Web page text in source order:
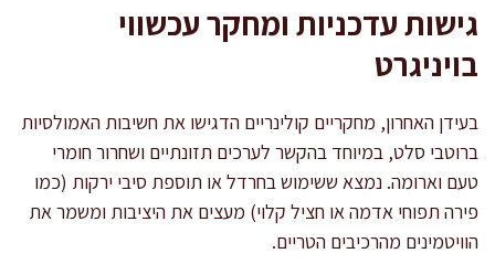
גישות עדכניות ומחקר עכשווי
בויניגרט
בעידן האחרון, מחקריים קולינריים הדגישו את חשיבות האמולסיות
ברוטבי סלט, במיוחד בהקשר לערכים תזונתיים ושחרור חומרי
טעם וארומה. נמצא ששימוש בחרדל או תוספת סיבי ירקות (כמו
פירה תפוחי אדמה או חציל קלוי) מעצים את היציבות ומשמר את
הוויטמינים מהרכיבים הטריים.